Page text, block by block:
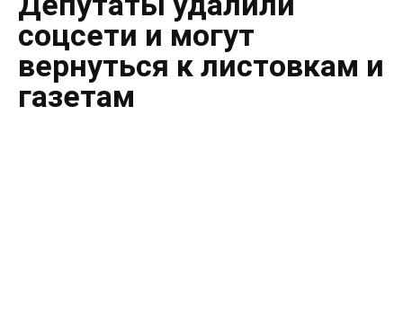
соцсети и могут
вернуться к листовкам и
газетам